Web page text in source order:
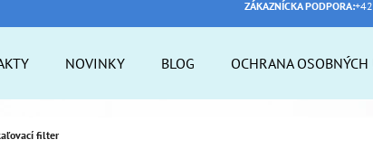
ZÁKAZNÍCKA PODPORA:
NOVINKY BLOG OCHRANA OSOBNÝCH
filter